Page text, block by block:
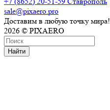
sale@pixaero.pro
Доставим в любую точку мира!
2026 © PIXAERO
Найти